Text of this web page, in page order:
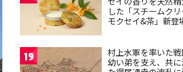
した「スチームク
モクセイ&茶」新登
19
村上水軍を率いた戦
幼い弟を支え、共